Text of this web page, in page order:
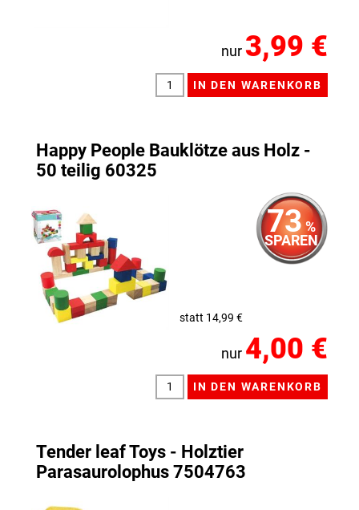
nur3,99 €
Happy People Bauklötze aus Holz -
50 teilig 60325
73 %
SPAREN
statt 14,99 €
nur 4,00 €
Tender leaf Toys - Holztier
Parasaurolophus 7504763